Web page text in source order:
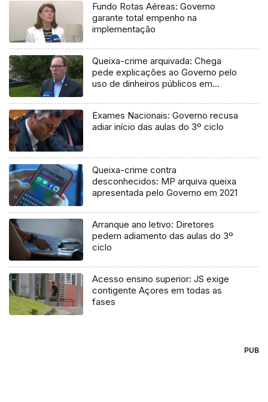
Fundo Rotas Aéreas: Governo
garante total empenho na
implementação
Queixa-crime arquivada: Chega
pede explicações ao Governo pelo
uso de dinheiros públicos em
Exames Nacionais: Governo recusa
adiar início das aulas do 3º ciclo
Queixa-crime contra
desconhecidos: MP arquiva queixa
apresentada pelo Governo em 2021
Arranque ano letivo: Diretores
pedem adiamento das aulas do 3º
ciclo
Acesso ensino superior: JS exige
contigente Açores em todas as
fases
PUB